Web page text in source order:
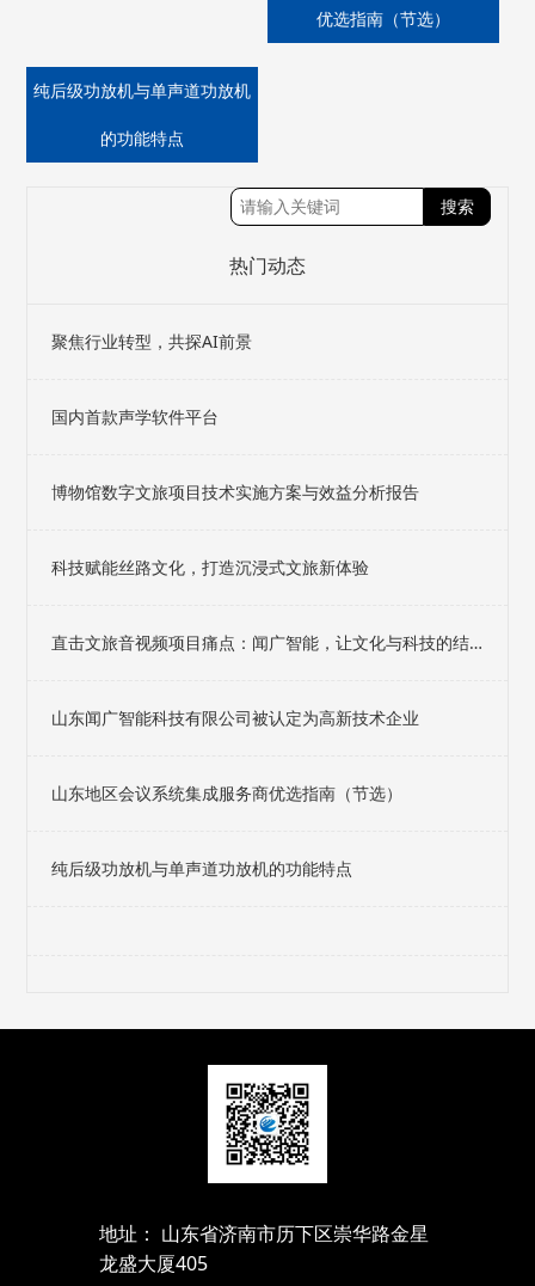
优选指南（节选）
纯后级功放机与单声道功放机
的功能特点
热门动态
聚焦行业转型，共探AI前景
国内首款声学软件平台
博物馆数字文旅项目技术实施方案与效益分析报告
科技赋能丝路文化，打造沉浸式文旅新体验
直击文旅音视频项目痛点：闻广智能，让文化与科技的结
山东闻广智能科技有限公司被认定为高新技术企业
山东地区会议系统集成服务商优选指南（节选）
纯后级功放机与单声道功放机的功能特点
地址： 山东省济南市历下区崇华路金星
龙盛大厦405